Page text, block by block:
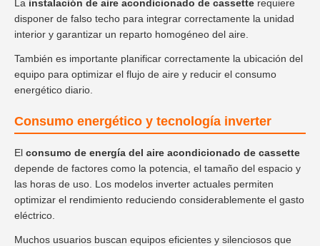
La instalación de aire acondicionado de cassette requiere
disponer de falso techo para integrar correctamente la unidad
interior y garantizar un reparto homogéneo del aire.
También es importante planificar correctamente la ubicación del
equipo para optimizar el flujo de aire y reducir el consumo
energético diario.
Consumo energético y tecnología inverter
El consumo de energía del aire acondicionado de cassette
depende de factores como la potencia, el tamaño del espacio y
las horas de uso. Los modelos inverter actuales permiten
optimizar el rendimiento reduciendo considerablemente el gasto
eléctrico.
Muchos usuarios buscan equipos eficientes y silenciosos que